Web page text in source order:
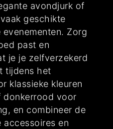
avondjurk of
geschikte
Zorg
past en
je je zelfverzekerd
tijdens het
klassieke kleuren
voor
en combineer de
accessoires en